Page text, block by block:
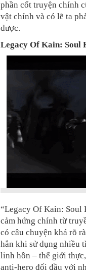
phần cốt truyện chính
vật chính và có lẽ ta
được.
Legacy Of Kain: Soul
“Legacy Of Kain: Soul
cảm hứng chính từ
có câu chuyện khá rõ
hẳn khi sử dụng nhiều
linh hồn – thế giới
anti-hero đối đầu với